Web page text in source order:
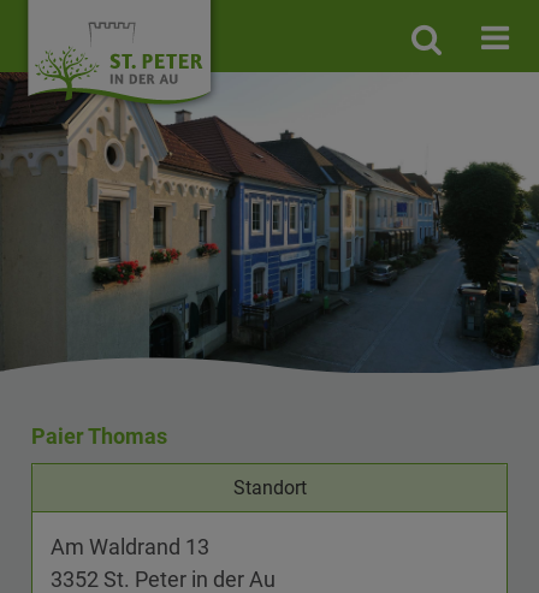
Site
search
Paier Thomas
Standort
Am Waldrand 13
3352 St. Peter in der Au